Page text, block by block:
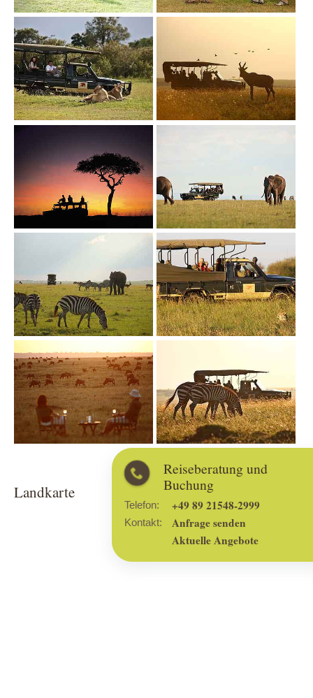
Reiseberatung
Telefon: +49 89 21548-
Kontakt:
Anfrage senden
Aktuelle
Show larger version
Show larger version Show larger version
Landkarte